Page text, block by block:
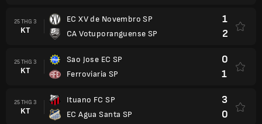
25 THG 3
KT
EC XV de Novembro SP
CA Votuporanguense SP
1
2
25 THG 3
KT
Sao Jose EC SP
Ferroviaria SP
0
1
25 THG 3
KT
Ituano FC SP
EC Agua Santa SP
3
0